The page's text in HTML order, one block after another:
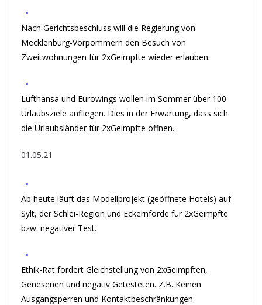
•
Nach Gerichtsbeschluss will die Regierung von
Mecklenburg-Vorpommern den Besuch von
Zweitwohnungen für 2xGeimpfte wieder erlauben.
•
Lufthansa und Eurowings wollen im Sommer über 100
Urlaubsziele anfliegen. Dies in der Erwartung, dass sich
die Urlaubsländer für 2xGeimpfte öffnen.
01.05.21
•
Ab heute läuft das Modellprojekt (geöffnete Hotels) auf
Sylt, der Schlei-Region und Eckernförde für 2xGeimpfte
bzw. negativer Test.
•
Ethik-Rat fordert Gleichstellung von 2xGeimpften,
Genesenen und negativ Getesteten. Z.B. Keinen
Ausgangsperren und Kontaktbeschränkungen.